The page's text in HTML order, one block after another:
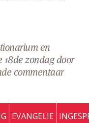
en
18de zondag door
commentaar
EVANGELIE